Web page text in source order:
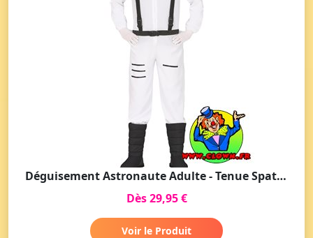
Déguisement Astronaute Adulte - Tenue Spatiale pour Soirée Déguisée
Dès 29,95 €
Voir le Produit